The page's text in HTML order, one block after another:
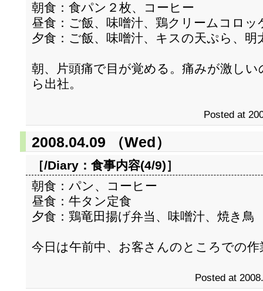
朝食：食パン２枚、コーヒー
昼食：ご飯、味噌汁、鶏クリームコロ
夕食：ご飯、味噌汁、キスの天ぷら、明
朝、片頭痛で目が覚める。痛みが激し
ら出社。
Posted at
2008.04.09 （Wed）
［/Diary： 食事内容(4/9)］
朝食：パン、コーヒー
昼食：牛タン定食
夕食：鶏竜田揚げ弁当、味噌汁、焼き鳥
今日は午前中、お客さんのところでの
Posted at